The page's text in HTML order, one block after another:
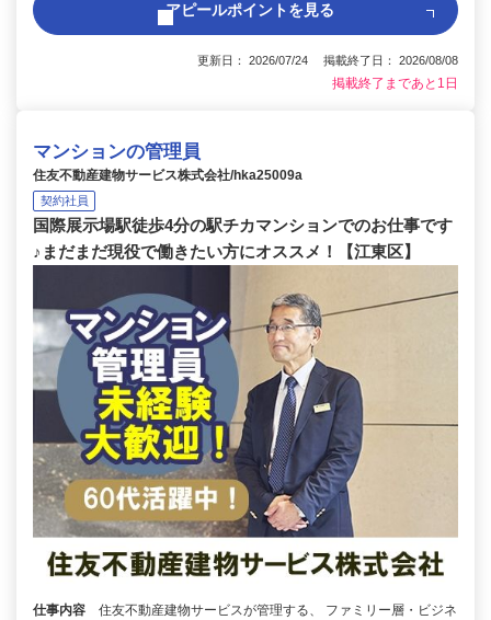
アピールポイントを見る
更新日： 2026/07/24 掲載終了日： 2026/08/08
掲載終了まであと1日
マンションの管理員
住友不動産建物サービス株式会社/hka25009a
契約社員
国際展示場駅徒歩4分の駅チカマンションでのお仕事です
♪まだまだ現役で働きたい方にオススメ！【江東区】
仕事内容
住友不動産建物サービスが管理する、 ファミリー層・ビジネ